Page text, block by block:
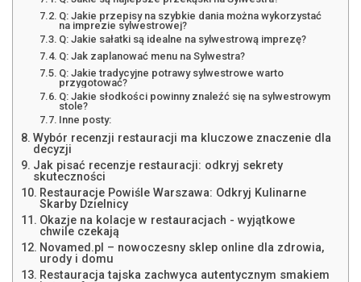
Q: Jakie przepisy na szybkie dania można wykorzystać
na imprezie sylwestrowej?
Q: Jakie sałatki są idealne na sylwestrową imprezę?
Q: Jak zaplanować menu na Sylwestra?
Q: Jakie tradycyjne potrawy sylwestrowe warto
przygotować?
Q: Jakie słodkości powinny znaleźć się na sylwestrowym
stole?
Inne posty:
Wybór recenzji restauracji ma kluczowe znaczenie dla
decyzji
Jak pisać recenzje restauracji: odkryj sekrety
skuteczności
Restauracje Powiśle Warszawa: Odkryj Kulinarne
Skarby Dzielnicy
Okazje na kolacje w restauracjach - wyjątkowe
chwile czekają
Novamed.pl – nowoczesny sklep online dla zdrowia,
urody i domu
Restauracja tajska zachwyca autentycznym smakiem